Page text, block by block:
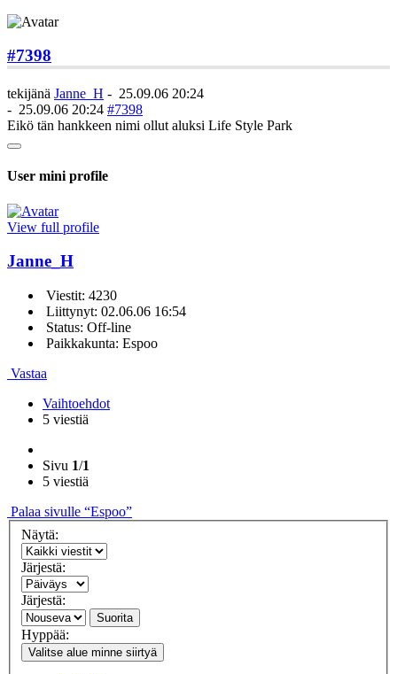
#7398
tekijänä Janne_H - 25.09.06 20:24
- 25.09.06 20:24 #7398
Eikö tän hankkeen nimi ollut aluksi Life Style Park
User mini profile
View full profile
Janne_H
Viestit: 4230
Liittynyt: 02.06.06 16:54
Status: Off-line
Paikkakunta: Espoo
Vastaa
Vaihtoehdot
5 viestiä
Sivu 1/1
5 viestiä
Palaa sivulle “Espoo”
Näytä:
Järjestä:
Järjestä:
Suorita
Hyppää:
Valitse alue minne siirtyä